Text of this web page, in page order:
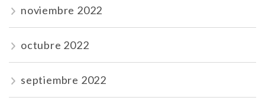
noviembre 2022
octubre 2022
septiembre 2022